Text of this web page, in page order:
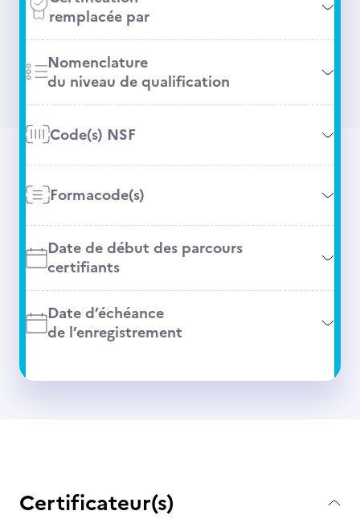
remplacée par
Nomenclature
du niveau de qualification
Code(s) NSF
Formacode(s)
Date de début des parcours
certifiants
Date d’échéance
de l’enregistrement
Certificateur(s)